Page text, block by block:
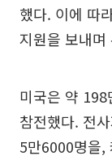
했다. 이에 따
지원을 보내며
미국은 약
참전했다. 전
5만6000명을,